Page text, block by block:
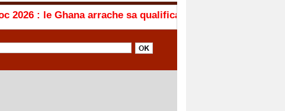
arrache sa qualification en quarts de finale après son